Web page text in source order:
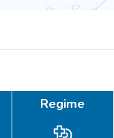
Regime